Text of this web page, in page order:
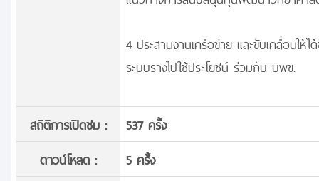
4 ประสานงานเครือข่าย และขับเคลื่อนใ
ระบบรางไปใช้ประโยชน์ ร่วมกับ บพข.
สถิติการเปิดชม :
537 ครั้ง
ดาวน์โหลด :
5 ครั้้ง